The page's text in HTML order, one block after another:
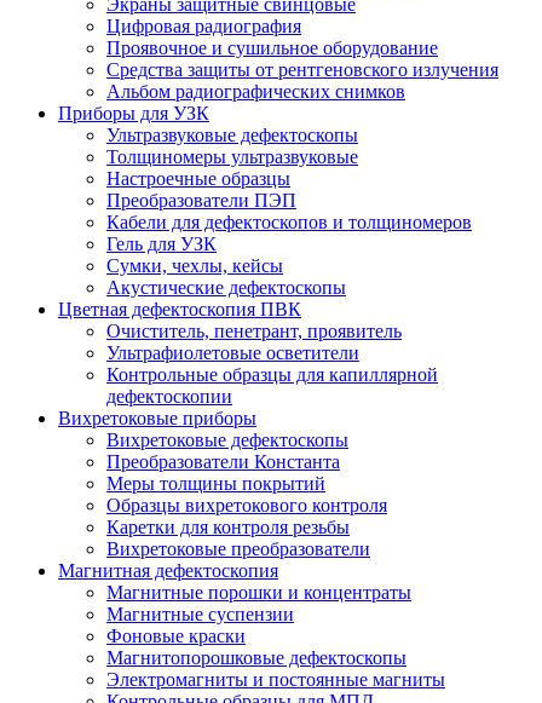
Экраны защитные свинцовые
Цифровая радиография
Проявочное и сушильное оборудование
Средства защиты от рентгеновского излучения
Альбом радиографических снимков
Приборы для УЗК
Ультразвуковые дефектоскопы
Толщиномеры ультразвуковые
Настроечные образцы
Преобразователи ПЭП
Кабели для дефектоскопов и толщиномеров
Гель для УЗК
Сумки, чехлы, кейсы
Акустические дефектоскопы
Цветная дефектоскопия ПВК
Очиститель, пенетрант, проявитель
Ультрафиолетовые осветители
Контрольные образцы для капиллярной
дефектоскопии
Вихретоковые приборы
Вихретоковые дефектоскопы
Преобразователи Константа
Меры толщины покрытий
Образцы вихретокового контроля
Каретки для контроля резьбы
Вихретоковые преобразователи
Магнитная дефектоскопия
Магнитные порошки и концентраты
Магнитные суспензии
Фоновые краски
Магнитопорошковые дефектоскопы
Электромагниты и постоянные магниты